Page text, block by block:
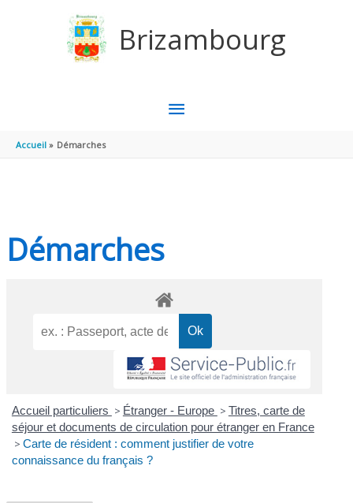
Brizambourg
MENU
Accueil Démarches
Démarches
Accueil particuliers > Étranger - Europe > Titres, carte de
séjour et documents de circulation pour étranger en France
> Carte de résident : comment justifier de votre
connaissance du français ?